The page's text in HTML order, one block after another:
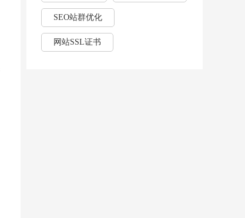
SEO站群优化
网站SSL证书